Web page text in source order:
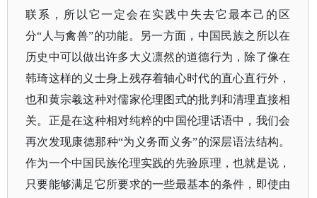
联系，所以它一定会在实践中失去它最本己的区
分“人与禽兽”的功能。另一方面，中国民族之所以在
历史中可以做出许多大义凛然的道德行为，除了像在
韩琦这样的义士身上残存着轴心时代的直心直行外，
也和黄宗羲这种对儒家伦理图式的批判和清理直接相
关。正是在这种相对纯粹的中国伦理话语中，我们会
再次发现康德那种“为义务而义务”的深层语法结构。
作为一个中国民族伦理实践的先验原理，也就是说，
只要能够满足它所要求的一些最基本的条件，即使由